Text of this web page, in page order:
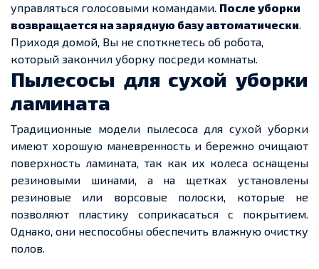
управляться голосовыми командами. После уборки
возвращается на зарядную базу автоматически.
Приходя домой, Вы не споткнетесь об робота,
который закончил уборку посреди комнаты.
Пылесосы для сухой уборки
ламината
Традиционные модели пылесоса для сухой уборки
имеют хорошую маневренность и бережно очищают
поверхность ламината, так как их колеса оснащены
резиновыми шинами, а на щетках установлены
резиновые или ворсовые полоски, которые не
позволяют пластику соприкасаться с покрытием.
Однако, они неспособны обеспечить влажную очистку
полов.